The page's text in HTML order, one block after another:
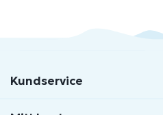
Kundservice